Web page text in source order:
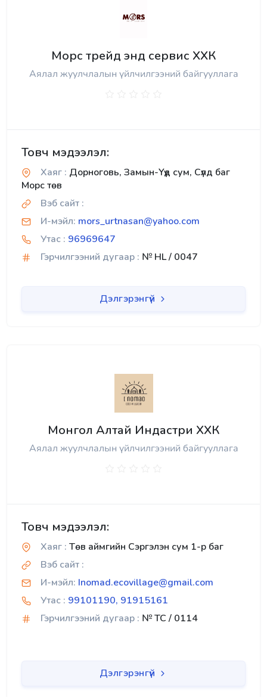
Морс трейд энд сервис ХХК
Аялал жуулчлалын үйлчилгээний байгууллага
Товч мэдээлэл:
Хаяг : Дорноговь, Замын-Үүд сум, Сүлд баг
Морс төв
Вэб сайт :
И-мэйл: mors_urtnasan@yahoo.com
Утас : 96969647
Гэрчилгээний дугаар : № HL / 0047
Дэлгэрэнгүй
Монгол Алтай Индастри ХХК
Аялал жуулчлалын үйлчилгээний байгууллага
Товч мэдээлэл:
Хаяг : Төв аймгийн Сэргэлэн сум 1-р баг
Вэб сайт :
И-мэйл: Inomad.ecovillage@gmail.com
Утас : 99101190, 91915161
Гэрчилгээний дугаар : № TC / 0114
Дэлгэрэнгүй